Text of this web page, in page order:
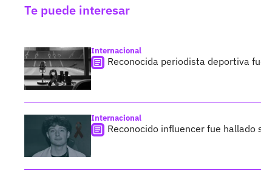
Te puede interesar
Internacional
Reconocida periodista deportiva
Internacional
Reconocido influencer fue hallado